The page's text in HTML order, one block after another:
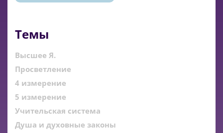
Темы
Высшее Я.
Просветление
4 измерение
5 измерение
Учительская система
Душа и духовные законы